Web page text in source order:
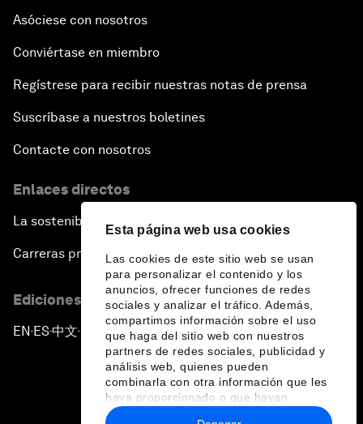
Esta página web usa cookies
Las cookies de este sitio web se usan
para personalizar el contenido y los
anuncios, ofrecer funciones de redes
sociales y analizar el tráfico. Además,
compartimos información sobre el uso
que haga del sitio web con nuestros
partners de redes sociales, publicidad y
análisis web, quienes pueden
combinarla con otra información que les
haya proporcionado o que hayan
recopilado a partir del uso que haya
Asóciese con nosotros
Conviértase en miembro
Regístrese para recibir nuestras notas de prensa
Suscríbase a nuestros boletines
Contacte con nosotros
Enlaces directos
La sostenibilidad en el Foro
Carreras profesionales
Ediciones en otros idiomas
EN ▪ES▪中文▪ 日本語